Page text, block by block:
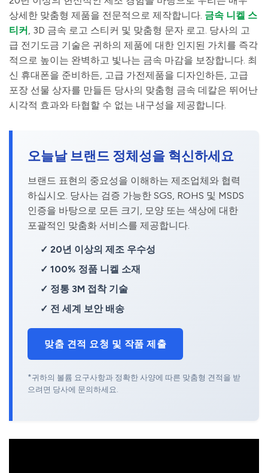
상세한 맞춤형 제품을 전문적으로 제작합니다. 금속 니켈 스
티커 , 3D 금속 로고 스티커 및 맞춤형 문자 로고. 당사의 고
급 전기도금 기술은 귀하의 제품에 대한 인지된 가치를 즉각
적으로 높이는 완벽하고 빛나는 금속 마감을 보장합니다. 최
신 휴대폰을 준비하든, 고급 가전제품을 디자인하든, 고급
포장 선물 상자를 만들든 당사의 맞춤형 금속 데칼은 뛰어난
시각적 효과와 타협할 수 없는 내구성을 제공합니다.
오늘날 브랜드 정체성을 혁신하세요
브랜드 표현의 중요성을 이해하는 제조업체와 협력
하십시오. 당사는 검증 가능한 SGS, ROHS 및 MSDS
인증을 바탕으로 모든 크기, 모양 또는 색상에 대한
포괄적인 맞춤화 서비스를 제공합니다.
✓ 20년 이상의 제조 우수성
✓ 100% 정품 니켈 소재
✓ 정통 3M 접착 기술
✓ 전 세계 보안 배송
맞춤 견적 요청 및 작품 제출
*귀하의 볼륨 요구사항과 정확한 사양에 따른 맞춤형 견적을 받
으려면 당사에 문의하세요.